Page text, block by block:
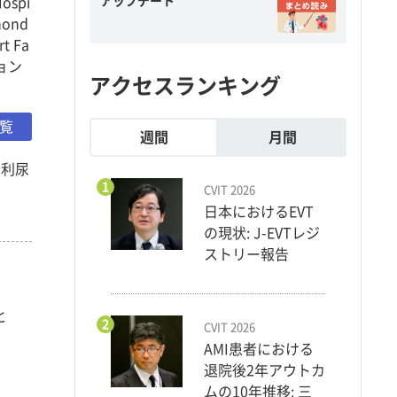
Fa
ン
尿
アクセスランキング
週間 月間
1 CVIT 2026
日本におけるEVT
の現状: J-EVTレジ
ストリー報告
2 CVIT 2026
AMI患者における
退院後2年アウトカ
ムの10年推移: 三